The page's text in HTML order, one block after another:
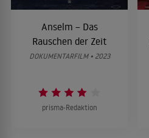
Anselm – Das
Rauschen der Zeit
DOKUMENTARFILM • 2023
prisma-Redaktion